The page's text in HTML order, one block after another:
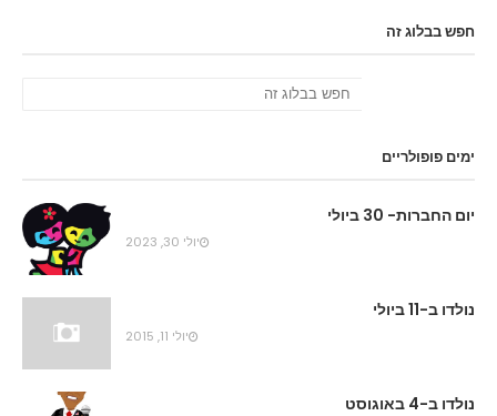
חפש בבלוג זה
ימים פופולריים
יום החברות- 30 ביולי
יולי 30, 2023
נולדו ב-11 ביולי
יולי 11, 2015
נולדו ב-4 באוגוסט